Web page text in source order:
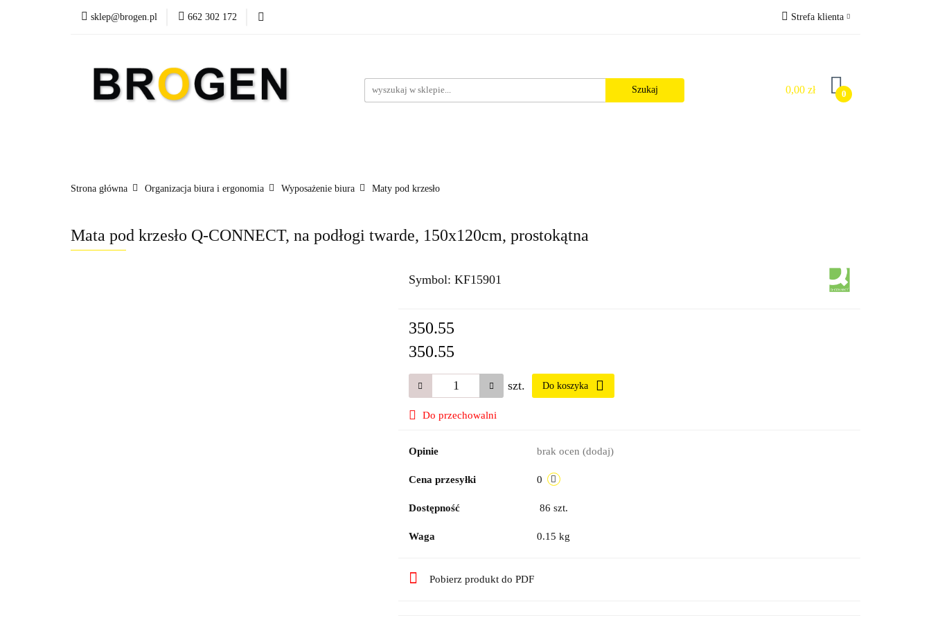
sklep@brogen.pl 662 302 172 Strefa klienta
Zarejestruj się
Dodaj zgłoszenie
0,00 zł 0
Art. Biurowe
Nowości Aktualności
Strona główna Organizacja biura i ergonomia Wyposażenie biura Maty pod krzesło
Mata pod krzesło Q-CONNECT, na podłogi twarde, 150x120cm, prostokątna
Symbol: KF15901
350.55
350.55
szt. Do koszyka
Do przechowalni
Opinie brak ocen (dodaj)
Cena przesyłki 0
Dostępność 86 szt.
Waga 0.15 kg
Pobierz produkt do PDF